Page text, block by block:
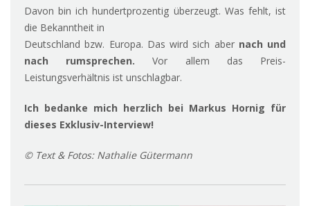
Davon bin ich hundertprozentig überzeugt. Was fehlt, ist
die Bekanntheit in
Deutschland bzw. Europa. Das wird sich aber nach und
nach rumsprechen. Vor allem das Preis-
Leistungsverhältnis ist unschlagbar.
Ich bedanke mich herzlich bei Markus Hornig für
dieses Exklusiv-Interview!
© Text & Fotos: Nathalie Gütermann